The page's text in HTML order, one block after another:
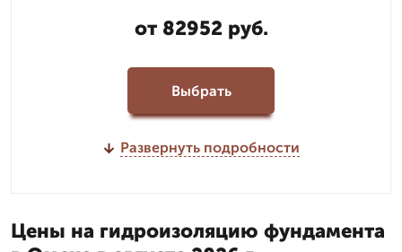
от 82952 руб.
Выбрать
Развернуть подробности
Цены на гидроизоляцию фундамента